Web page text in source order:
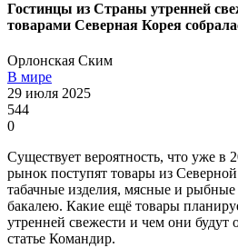
Гостинцы из Страны утренней
товарами Северная Корея
Орлонская Ским
В мире
29 июля 2025
544
0
Существует вероятность, что уже в
рынок поступят товары из
табачные изделия, мясные и
бакалею. Какие ещё товары
утренней свежести и чем они будут
статье Командир.